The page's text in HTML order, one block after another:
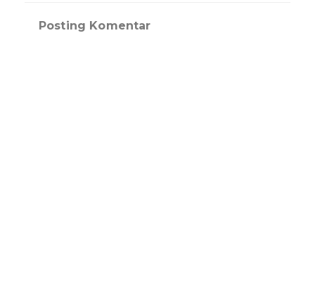
Posting Komentar